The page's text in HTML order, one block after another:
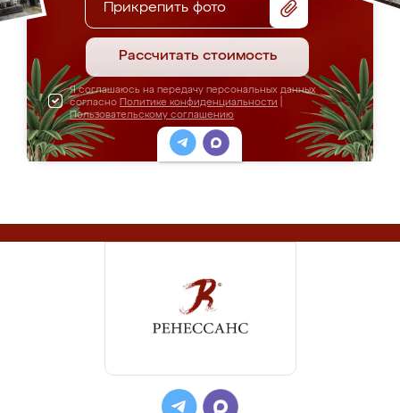
Прикрепить фото
Рассчитать стоимость
Я соглашаюсь на передачу персональных данных
согласно Политике конфиденциальности
Пользовательскому соглашению